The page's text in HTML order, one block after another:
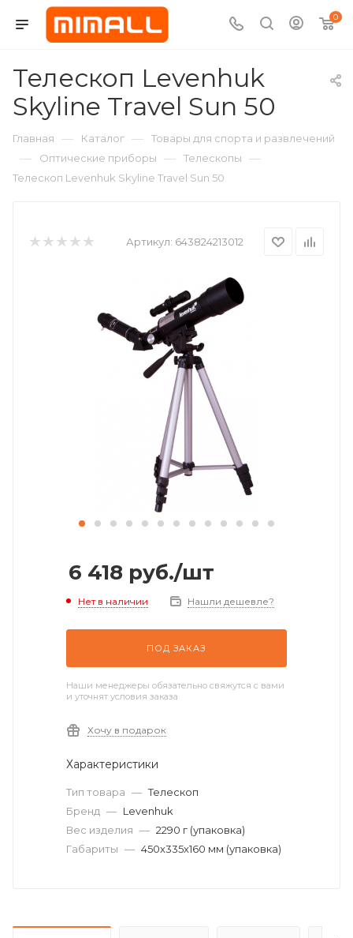
0
Телескоп Levenhuk
Skyline Travel Sun 50
Главная — Каталог — Товары для спорта и развлечений
— Оптические приборы — Телескопы —
Телескоп Levenhuk Skyline Travel Sun 50
Артикул: 643824213012
6 418 руб./шт
Нет в наличии Нашли дешевле?
ПОД ЗАКАЗ
Наши менеджеры обязательно свяжутся с вами
и уточнят условия заказа
Хочу в подарок
Характеристики
Тип товара — Телескоп
Бренд — Levenhuk
Вес изделия — 2290 г (упаковка)
Габариты — 450x335x160 мм (упаковка)